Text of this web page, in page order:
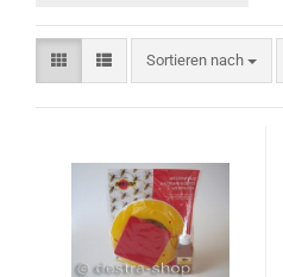
Sortieren nach